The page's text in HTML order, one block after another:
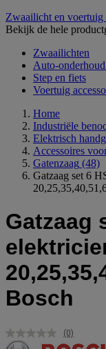
Zwaailicht en voertuig
Bekijk de hele
Zwaailichten
Auto-
Step en fiets
Voertuig
Home
Industriële
Elektrisch
Accessoires
Gatenzaag (48)
Gatzaag set 6
Gatzaag
Bosch
Geen
(0)